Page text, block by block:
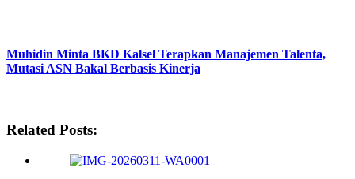
Muhidin Minta BKD Kalsel Terapkan Manajemen Talenta,
Mutasi ASN Bakal Berbasis Kinerja
Related Posts: